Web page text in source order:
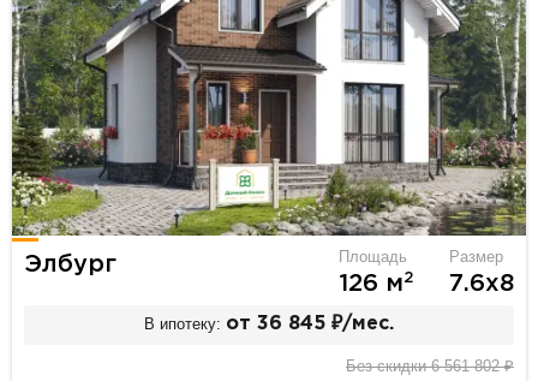
Элбург Площадь
126 м2
Размер
7.6х8
В ипотеку: от 36 845 ₽/мес.
Без скидки 6 561 802 ₽